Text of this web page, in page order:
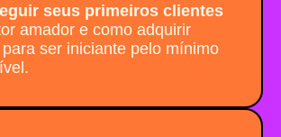
seus primeiros clientes
amador e como adquirir
ser iniciante pelo mínimo